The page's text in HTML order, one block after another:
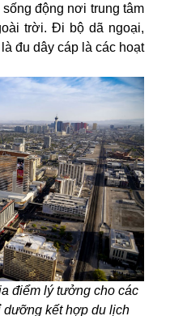
động nơi trung tâm
trời. Đi bộ dã ngoại,
đu dây cáp là các hoạt
điểm lý tưởng cho các
dưỡng kết hợp du lịch